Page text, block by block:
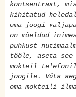
kontsentraat,
kihitatud
oma joogi
on mõeldud
puhkust
tööle, aseta see
mokteil
joogile. Võta
oma mokteili